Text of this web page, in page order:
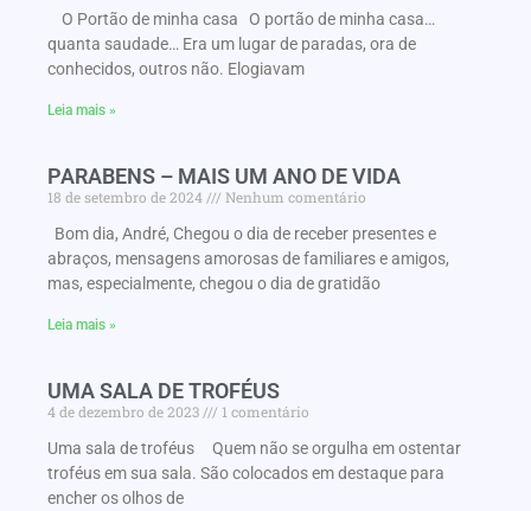
O Portão de minha casa O portão de minha casa…
quanta saudade… Era um lugar de paradas, ora de
conhecidos, outros não. Elogiavam
Leia mais »
PARABENS – MAIS UM ANO DE VIDA
18 de setembro de 2024
Nenhum comentário
Bom dia, André, Chegou o dia de receber presentes e
abraços, mensagens amorosas de familiares e amigos,
mas, especialmente, chegou o dia de gratidão
Leia mais »
UMA SALA DE TROFÉUS
4 de dezembro de 2023
1 comentário
Uma sala de troféus Quem não se orgulha em ostentar
troféus em sua sala. São colocados em destaque para
encher os olhos de